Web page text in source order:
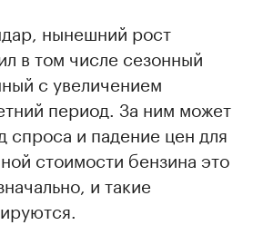
нынешний рост
в том числе сезонный
с увеличением
период. За ним может
спроса и падение цен для
стоимости бензина это
и такие